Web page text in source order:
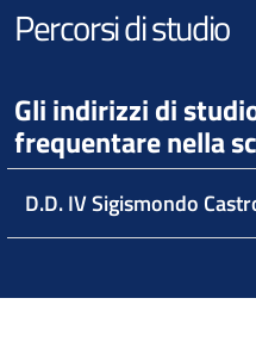
Percorsi di studio
Gli indirizzi di
frequentare nella
D.D. IV Sigismondo